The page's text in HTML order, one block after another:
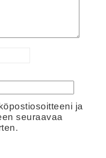
ja
seuraavaa